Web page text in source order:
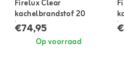
Firelux Clear
kachelbrandstof 20
liter
€74,95
Op voorraad